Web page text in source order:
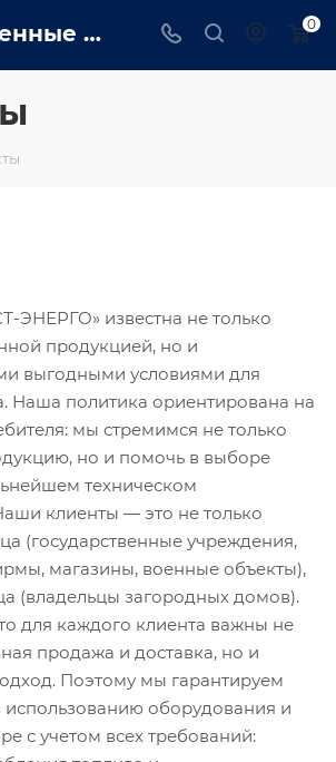
Выполненные проекты, опыт, поставки 0
ЭНЕРГО» известна не только
продукцией, но и
выгодными условиями для
Наша политика ориентирована на
мы стремимся не только
но и помочь в выборе
техническом
клиенты — это не только
(государственные учреждения,
магазины, военные объекты),
(владельцы загородных домов).
для каждого клиента важны не
продажа и доставка, но и
Поэтому мы гарантируем
использованию оборудования и
с учетом всех требований: